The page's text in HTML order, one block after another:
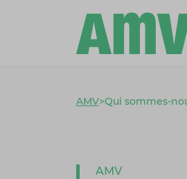
AMV>Qui sommes-
AMV